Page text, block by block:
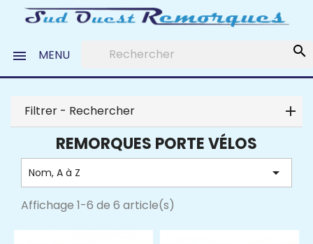
search
 MENU
Filtrer - Rechercher
REMORQUES PORTE VÉLOS
Nom, A à Z 
Affichage 1-6 de 6 article(s)